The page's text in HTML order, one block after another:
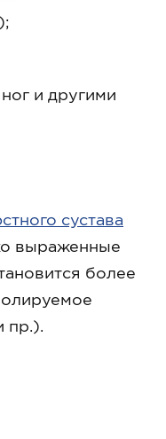
и другими
сустава
выраженные
более
пр.).